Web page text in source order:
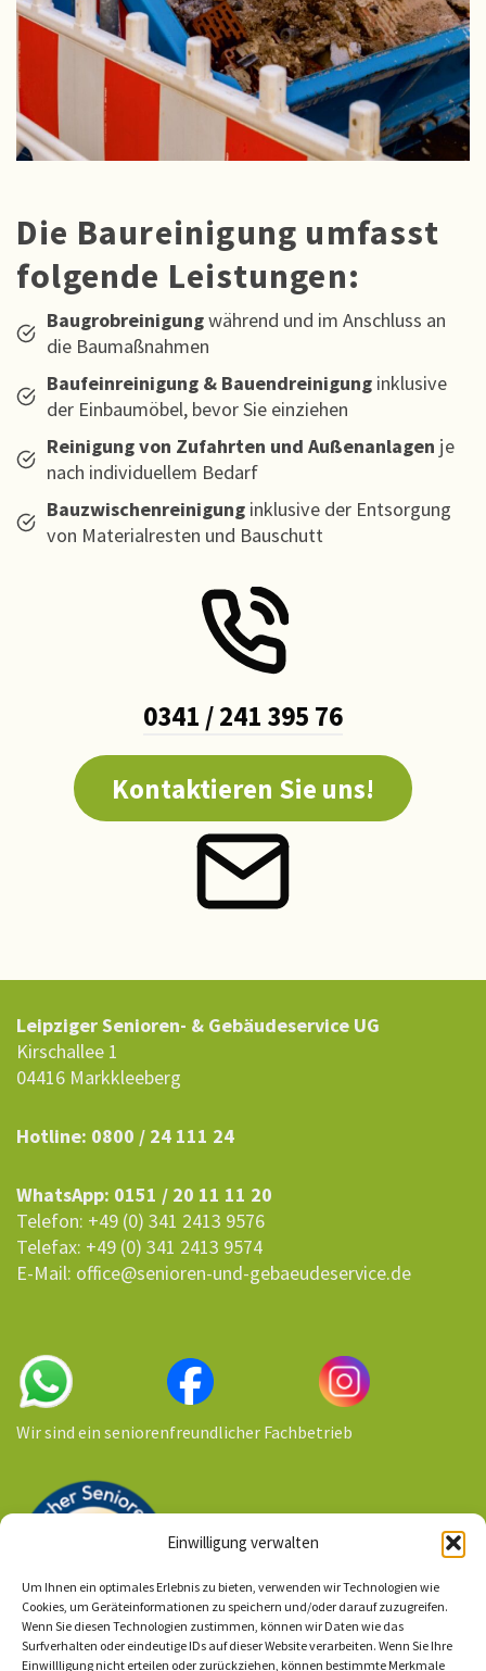
Einwilligung verwalten
Um Ihnen ein optimales Erlebnis zu bieten, verwenden wir Technologien wie
Cookies, um Geräteinformationen zu speichern und/oder darauf zuzugreifen.
Wenn Sie diesen Technologien zustimmen, können wir Daten wie das
Surfverhalten oder eindeutige IDs auf dieser Website verarbeiten. Wenn Sie Ihre
Einwillligung nicht erteilen oder zurückziehen, können bestimmte Merkmale
Die Baureinigung umfasst
folgende Leistungen:
Baugrobreinigungwährend und im Anschluss an
die Baumaßnahmen
Baufeinreinigung & Bauendreinigung inklusive
der Einbaumöbel, bevor Sie einziehen
Reinigung von Zufahrten und Außenanlagen je
nach individuellem Bedarf
Bauzwischenreinigung inklusive der Entsorgung
von Materialresten und Bauschutt
0341 / 241 395 76
Kontaktieren Sie uns!
Leipziger Senioren- & Gebäudeservice UG
Kirschallee 1
04416 Markkleeberg
Hotline: 0800 / 24 111 24
WhatsApp: 0151 / 20 11 11 20
Telefon: +49 (0) 341 2413 9576
Telefax: +49 (0) 341 2413 9574
E-Mail: office@senioren-und-gebaeudeservice.de
Wir sind ein seniorenfreundlicher Fachbetrieb